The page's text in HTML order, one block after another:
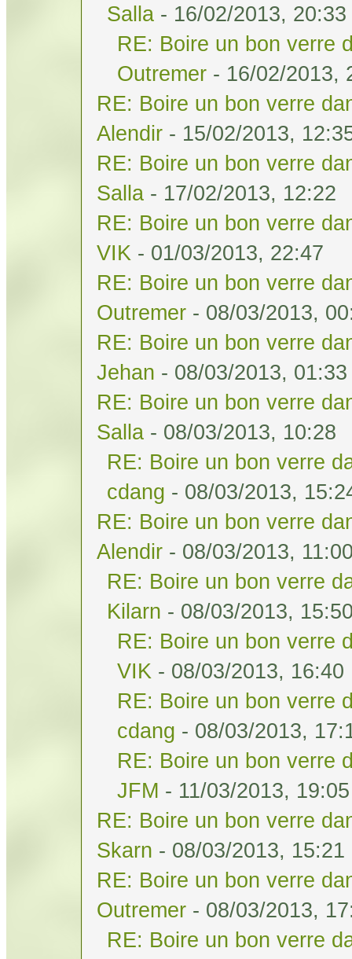
Salla - 16/02/2013, 20:33
RE: Boire un bon verre
Outremer - 16/02/2013,
RE: Boire un bon verre
Alendir - 15/02/2013,
RE: Boire un bon verre
Salla - 17/02/2013, 12:22
RE: Boire un bon verre
VIK - 01/03/2013, 22:47
RE: Boire un bon verre
Outremer - 08/03/2013,
RE: Boire un bon verre
Jehan - 08/03/2013, 01:33
RE: Boire un bon verre
Salla - 08/03/2013, 10:28
RE: Boire un bon verre
cdang - 08/03/2013,
RE: Boire un bon verre
Alendir - 08/03/2013,
RE: Boire un bon verre
Kilarn - 08/03/2013,
RE: Boire un bon verre
VIK - 08/03/2013, 16:40
RE: Boire un bon verre
cdang - 08/03/2013,
RE: Boire un bon verre
JFM - 11/03/2013, 19:05
RE: Boire un bon verre
Skarn - 08/03/2013, 15:21
RE: Boire un bon verre
Outremer - 08/03/2013,
RE: Boire un bon verre